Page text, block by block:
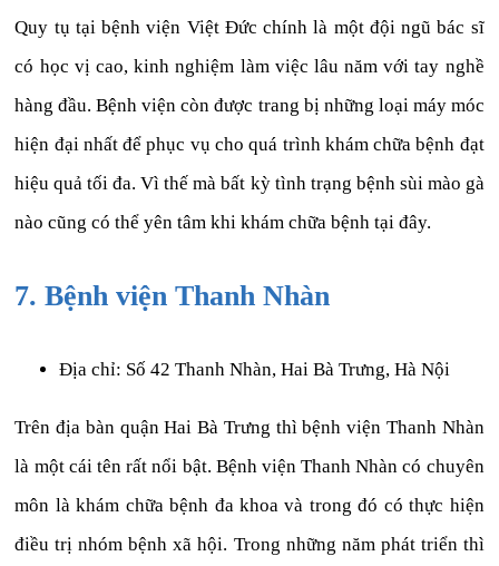
Quy tụ tại bệnh viện Việt Đức chính là một đội ngũ bác sĩ
có học vị cao, kinh nghiệm làm việc lâu năm với tay nghề
hàng đầu. Bệnh viện còn được trang bị những loại máy móc
hiện đại nhất để phục vụ cho quá trình khám chữa bệnh đạt
hiệu quả tối đa. Vì thế mà bất kỳ tình trạng bệnh sùi mào gà
nào cũng có thể yên tâm khi khám chữa bệnh tại đây.
7. Bệnh viện Thanh Nhàn
Địa chỉ: Số 42 Thanh Nhàn, Hai Bà Trưng, Hà Nội
Trên địa bàn quận Hai Bà Trưng thì bệnh viện Thanh Nhàn
là một cái tên rất nổi bật. Bệnh viện Thanh Nhàn có chuyên
môn là khám chữa bệnh đa khoa và trong đó có thực hiện
điều trị nhóm bệnh xã hội. Trong những năm phát triển thì